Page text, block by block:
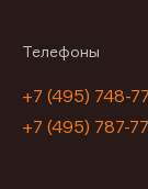
Телефоны
+7 (495) 748-
+7 (495) 787-